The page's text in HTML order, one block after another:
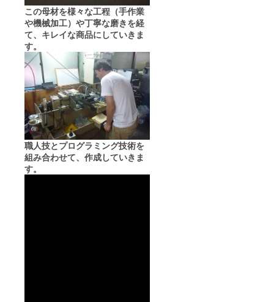
この母材を様々な工程（手作業
や機械加工）や丁寧な磨きを経
て、キレイな商品にしていきま
す。
職人技とプログラミング技術を
組み合わせて、作成していきま
す。